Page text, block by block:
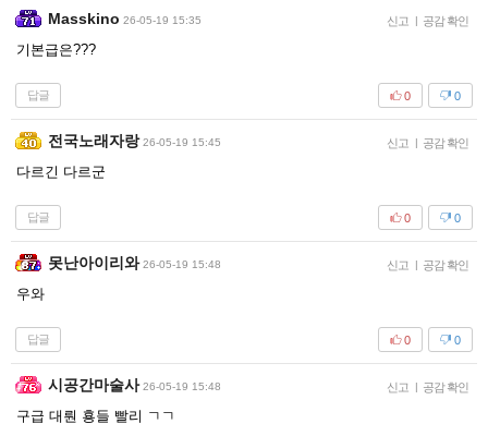
Masskino 26-05-19 15:35 신고 | 공감 확인
기본급은???
답글 0
0
전국노래자랑 26-05-19 15:45 신고 | 공감 확인
다르긴 다르군
답글 0
0
못난아이리와 26-05-19 15:48 신고 | 공감 확인
우와
답글 0
0
시공간마술사 26-05-19 15:48 신고 | 공감 확인
구급 대뤈 횽들 빨리 ㄱㄱ